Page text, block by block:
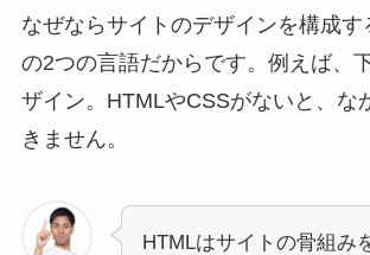
なぜならサイトのデザインを構成す
の2つの言語だからです。例えば、
ザイン。HTMLやCSSがないと、な
きません。
HTMLはサイトの骨組み